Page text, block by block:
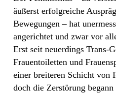
äußerst erfolgreiche
Bewegungen – hat
angerichtet und zwar vor
Erst seit neuerdings Trans-
Frauentoiletten und
einer breiteren Schicht von
doch die Zerstörung